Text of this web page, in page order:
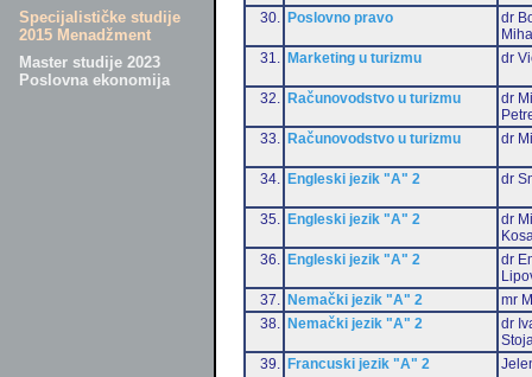
Specijalističke studije
2015 Menadžment
Master studije 2023
Poslovna ekonomija
30. Poslovno pravo
dr
31.
Marketing u turizmu dr
32. Računovodstvo u turizmu
dr
33.
Računovodstvo u turizmu dr
34. Engleski jezik "A" 2 dr
35. Engleski jezik "A" 2
dr
36.
Engleski jezik "A" 2
dr
37.
Nemački jezik "A" 2
mr
38.
Nemački jezik "A" 2
dr
39.
Francuski jezik "A" 2